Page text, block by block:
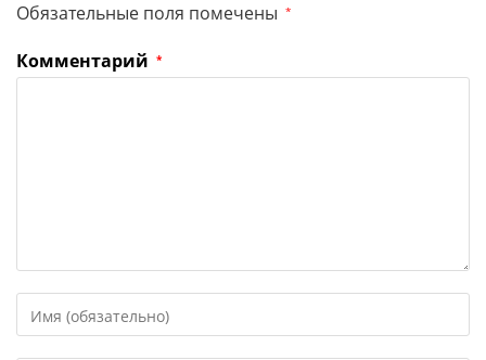
Обязательные поля помечены *
Комментарий *
свое